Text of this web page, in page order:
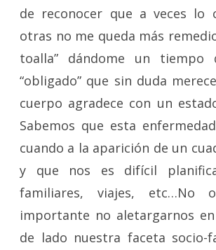
de reconocer que a veces lo
otras no me queda más
toalla” dándome un tiempo
“obligado” que sin duda
cuerpo agradece con un
Sabemos que esta
cuando a la aparición de un
y que nos es difícil
familiares, viajes, etc…No
importante no aletargarnos
de lado nuestra faceta socio-